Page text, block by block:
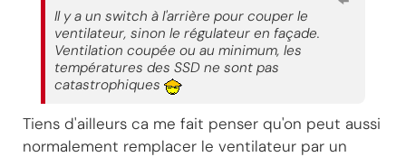
Il y a un switch à l'arrière pour couper le
ventilateur, sinon le régulateur en façade.
Ventilation coupée ou au minimum, les
températures des SSD ne sont pas
catastrophiques
Tiens d'ailleurs ca me fait penser qu'on peut aussi
normalement remplacer le ventilateur par un